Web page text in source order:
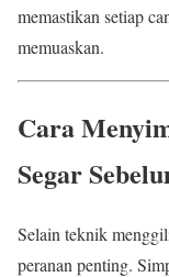
memastikan setiap
memuaskan.
Cara
Segar
Selain teknik
peranan penting.